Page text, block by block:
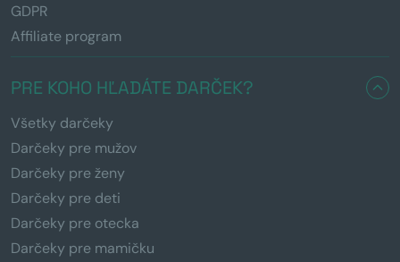
GDPR
Affiliate program
PRE KOHO HĽADÁTE DARČEK?
Všetky darčeky
Darčeky pre mužov
Darčeky pre ženy
Darčeky pre deti
Darčeky pre otecka
Darčeky pre mamičku